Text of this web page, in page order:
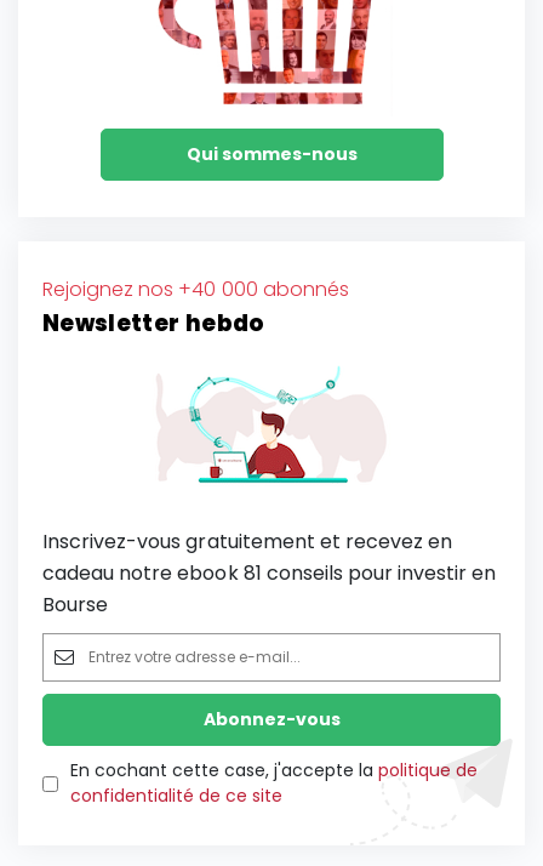
Qui sommes-nous
Rejoignez nos +40 000 abonnés
Newsletter hebdo
Inscrivez-vous gratuitement et recevez en
cadeau notre ebook 81 conseils pour investir en
Bourse
En cochant cette case, j'accepte la politique de
confidentialité de ce site